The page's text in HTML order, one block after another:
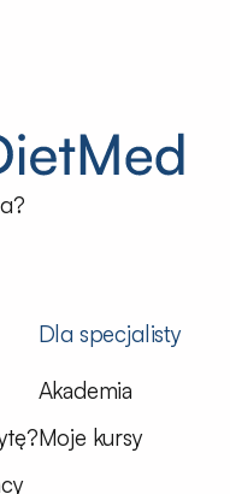
Dla specjalisty
Akademia
Moje kursy